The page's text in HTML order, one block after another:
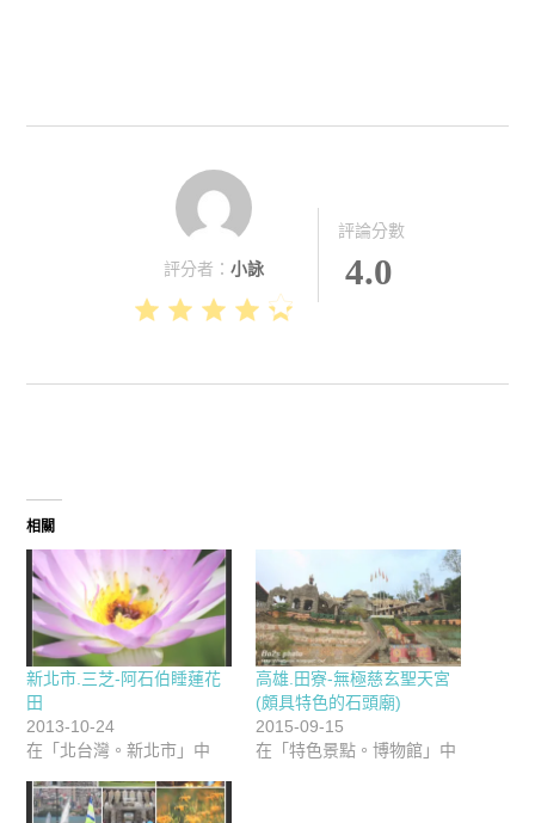
評分者： 小詠
評論分數
4.0
相關
新北市.三芝-阿石伯睡蓮花
田
2013-10-24
在「北台灣。新北市」中
高雄.田寮-無極慈玄聖天宮
(頗具特色的石頭廟)
2015-09-15
在「特色景點。博物館」中